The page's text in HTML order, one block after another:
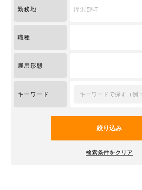
勤務地 厚沢部町
職種
雇用形態
キーワード